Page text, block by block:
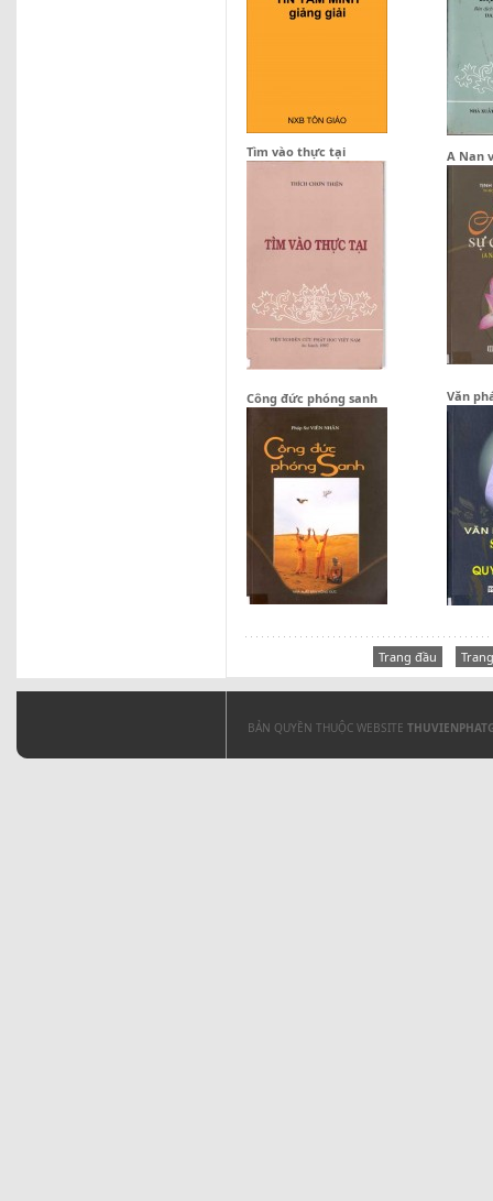
Tìm vào thực tại A Nan
Công đức phóng sanh Văn
Trang đầu
BẢN QUYỀN THUỘC WEBSITE